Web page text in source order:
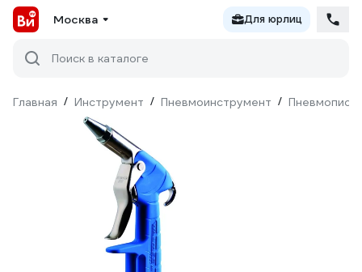
Москва Для юрлиц
Поиск в каталоге
Главная / Инструмент / Пневмоинструмент /